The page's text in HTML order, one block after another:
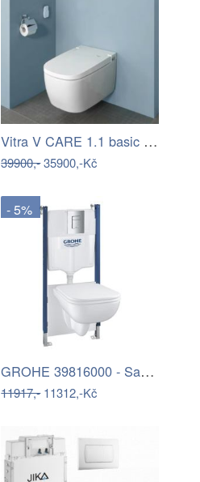
Vitra V CARE 1.1 basic bidet + wc,…
39900,-35900,-Kč
- 5%
GROHE 39816000 - Sada pro WC SOLIDO…
11917,-11312,-Kč